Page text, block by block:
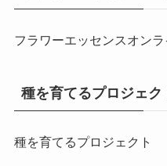
フラワーエッセンスオンラ
種を育てるプロジェク
種を育てるプロジェクト